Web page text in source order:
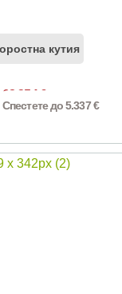
кутия
68.354 €
Спестете до 5.337 €